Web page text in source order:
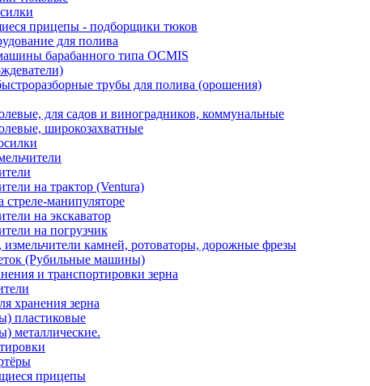
прицепы - подборщики тюков
для полива
барабанного типа OCMIS
трубы для полива (орошения)
для садов и виноградников, коммунальные
широкозахватные
на трактор (Ventura)
стреле-манипуляторе
на экскаватор
на погрузчик
камней, ротоваторы, дорожные фрезы
(Рубильные машины)
и транспортировки зерна
хранения зерна
пластиковые
металлические.
прицепы